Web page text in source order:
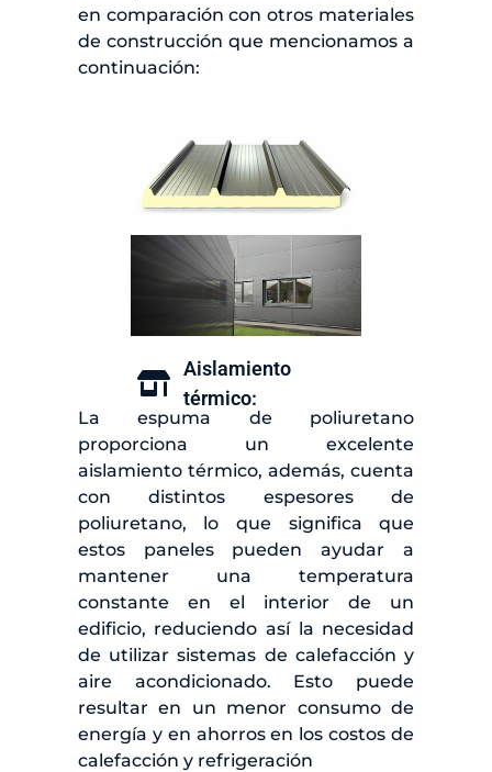
en comparación con otros materiales
de construcción que mencionamos a
continuación:
Aislamiento
térmico:
La espuma de poliuretano
proporciona un excelente
aislamiento térmico, además, cuenta
con distintos espesores de
poliuretano, lo que significa que
estos paneles pueden ayudar a
mantener una temperatura
constante en el interior de un
edificio, reduciendo así la necesidad
de utilizar sistemas de calefacción y
aire acondicionado. Esto puede
resultar en un menor consumo de
energía y en ahorros en los costos de
calefacción y refrigeración